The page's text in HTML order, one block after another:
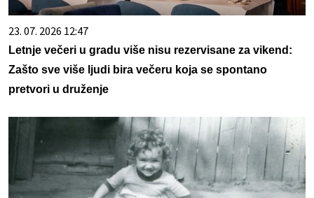
23. 07. 2026 12:47
Letnje večeri u gradu više nisu rezervisane za vikend:
Zašto sve više ljudi bira večeru koja se spontano
pretvori u druženje